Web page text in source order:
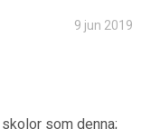
9 jun 2019
som denna;